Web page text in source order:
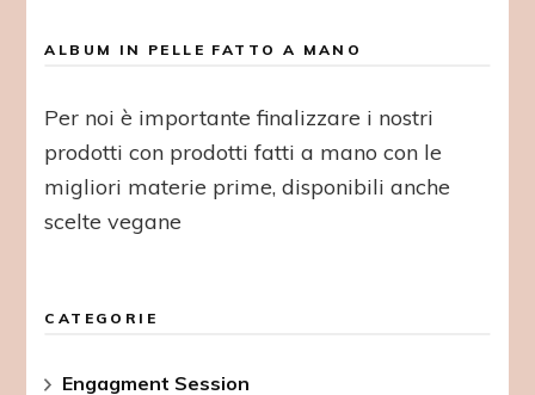
ALBUM IN PELLE FATTO A MANO
Per noi è importante finalizzare i nostri
prodotti con prodotti fatti a mano con le
migliori materie prime, disponibili anche
scelte vegane
CATEGORIE
Engagment Session